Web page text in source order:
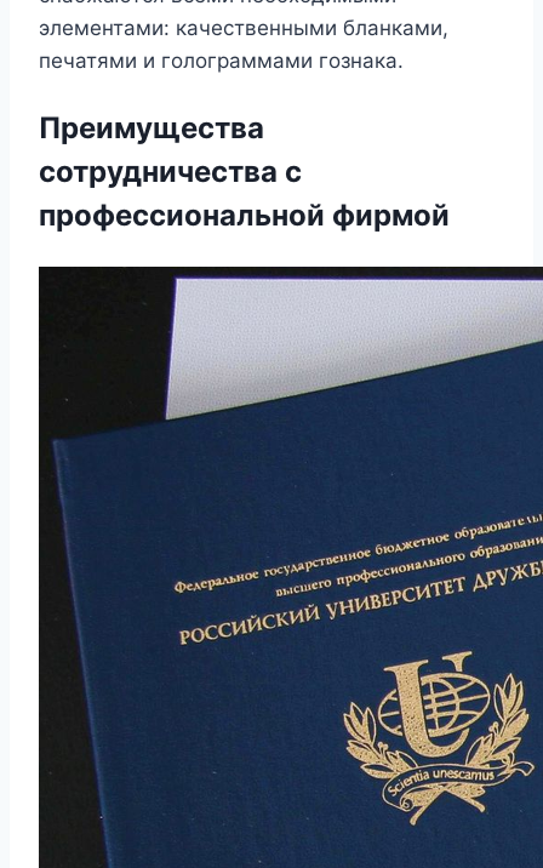
элементами: качественными бланками,
печатями и голограммами гознака.
Преимущества
сотрудничества с
профессиональной фирмой